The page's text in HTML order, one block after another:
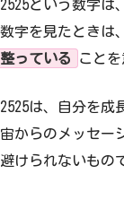
100
2525という数字は
数字を見たときは、
整っている
ことを
2525は、自分を成
宙からのメッセー
避けられないもの